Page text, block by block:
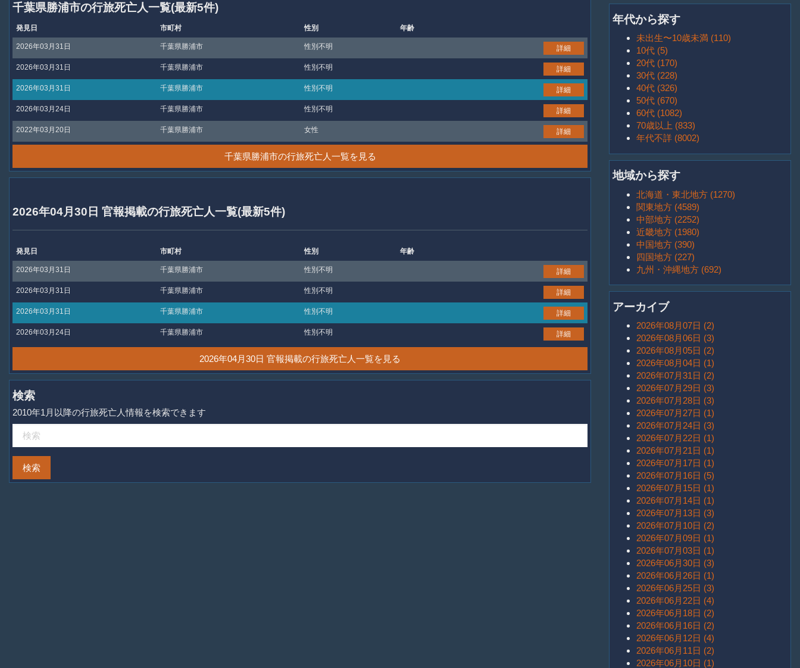
千葉県勝浦市の行旅死亡人一覧(最新5件)
発見日 市町村 性別 年齢
2026年03月31日 千葉県勝浦市 性別不明 詳細
2026年03月31日 千葉県勝浦市 性別不明 詳細
2026年03月31日 千葉県勝浦市 性別不明 詳細
2026年03月24日 千葉県勝浦市 性別不明 詳細
2022年03月20日 千葉県勝浦市 女性 詳細
千葉県勝浦市の行旅死亡人一覧を見る
2026年04月30日 官報掲載の行旅死亡人一覧(最新5件)
発見日 市町村 性別 年齢
2026年03月31日 千葉県勝浦市 性別不明 詳細
2026年03月31日 千葉県勝浦市 性別不明 詳細
2026年03月31日 千葉県勝浦市 性別不明 詳細
2026年03月24日 千葉県勝浦市 性別不明 詳細
2026年04月30日 官報掲載の行旅死亡人一覧を見る
検索
2010年1月以降の行旅死亡人情報を検索できます
年代から探す
未出生〜10歳未満 (110)
10代 (5)
20代 (170)
30代 (228)
40代 (326)
50代 (670)
60代 (1082)
70歳以上 (833)
年代不詳 (8002)
地域から探す
北海道・東北地方 (1270)
関東地方 (4589)
中部地方 (2252)
近畿地方 (1980)
中国地方 (390)
四国地方 (227)
九州・沖縄地方 (692)
アーカイブ
2026年08月07日 (2)
2026年08月06日 (3)
2026年08月05日 (2)
2026年08月04日 (1)
2026年07月31日 (2)
2026年07月29日 (3)
2026年07月28日 (3)
2026年07月27日 (1)
2026年07月24日 (3)
2026年07月22日 (1)
2026年07月21日 (1)
2026年07月17日 (1)
2026年07月16日 (5)
2026年07月15日 (1)
2026年07月14日 (1)
2026年07月13日 (3)
2026年07月10日 (2)
2026年07月09日 (1)
2026年07月03日 (1)
2026年06月30日 (3)
2026年06月26日 (1)
2026年06月25日 (3)
2026年06月22日 (4)
2026年06月18日 (2)
2026年06月16日 (2)
2026年06月12日 (4)
2026年06月11日 (2)
2026年06月10日 (1)